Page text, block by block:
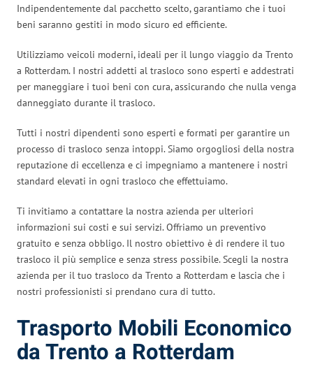
Indipendentemente dal pacchetto scelto, garantiamo che i tuoi
beni saranno gestiti in modo sicuro ed efficiente.
Utilizziamo veicoli moderni, ideali per il lungo viaggio da Trento
a Rotterdam. I nostri addetti al trasloco sono esperti e addestrati
per maneggiare i tuoi beni con cura, assicurando che nulla venga
danneggiato durante il trasloco.
Tutti i nostri dipendenti sono esperti e formati per garantire un
processo di trasloco senza intoppi. Siamo orgogliosi della nostra
reputazione di eccellenza e ci impegniamo a mantenere i nostri
standard elevati in ogni trasloco che effettuiamo.
Ti invitiamo a contattare la nostra azienda per ulteriori
informazioni sui costi e sui servizi. Offriamo un preventivo
gratuito e senza obbligo. Il nostro obiettivo è di rendere il tuo
trasloco il più semplice e senza stress possibile. Scegli la nostra
azienda per il tuo trasloco da Trento a Rotterdam e lascia che i
nostri professionisti si prendano cura di tutto.
Trasporto Mobili Economico
da Trento a Rotterdam